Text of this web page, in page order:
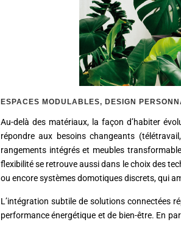
ESPACES MODULABLES, DESIGN
Au-delà des matériaux, la façon d’habiter
répondre aux besoins changeants
rangements intégrés et meubles
flexibilité se retrouve aussi dans le choix des
ou encore systèmes domotiques discrets, qui
L’intégration subtile de solutions connectées
performance énergétique et de bien-être. En